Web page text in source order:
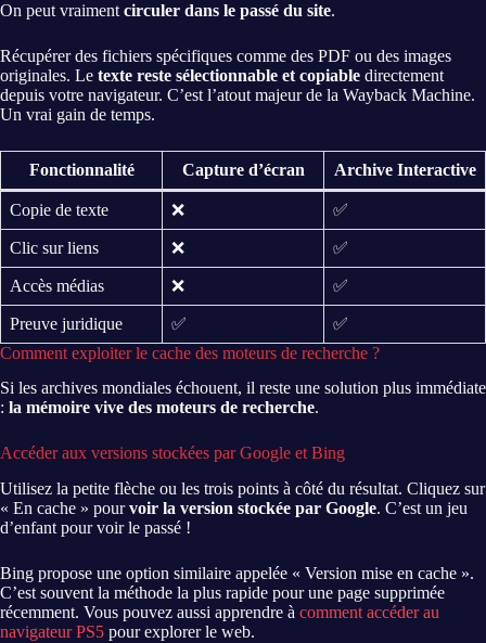
On peut vraiment circuler dans le passé du site.
Récupérer des fichiers spécifiques comme des PDF ou des images
originales. Le texte reste sélectionnable et copiable directement
depuis votre navigateur. C’est l’atout majeur de la Wayback Machine.
Un vrai gain de temps.
Fonctionnalité Capture d’écran Archive Interactive
Copie de texte ❌ ✅
Clic sur liens ❌ ✅
Accès médias ❌ ✅
Preuve juridique ✅
✅
Comment exploiter le cache des moteurs de recherche ?
Si les archives mondiales échouent, il reste une solution plus immédiate
: la mémoire vive des moteurs de recherche.
Accéder aux versions stockées par Google et Bing
Utilisez la petite flèche ou les trois points à côté du résultat. Cliquez sur
« En cache » pourvoir la version stockée par Google. C’est un jeu
d’enfant pour voir le passé !
Bing propose une option similaire appelée « Version mise en cache ».
C’est souvent la méthode la plus rapide pour une page supprimée
récemment. Vous pouvez aussi apprendre à comment accéder au
navigateur PS5 pour explorer le web.